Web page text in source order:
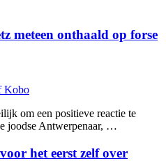
meteen onthaald op forse
Kobo
om een positieve reactie te
joodse Antwerpenaar, …
het eerst zelf over